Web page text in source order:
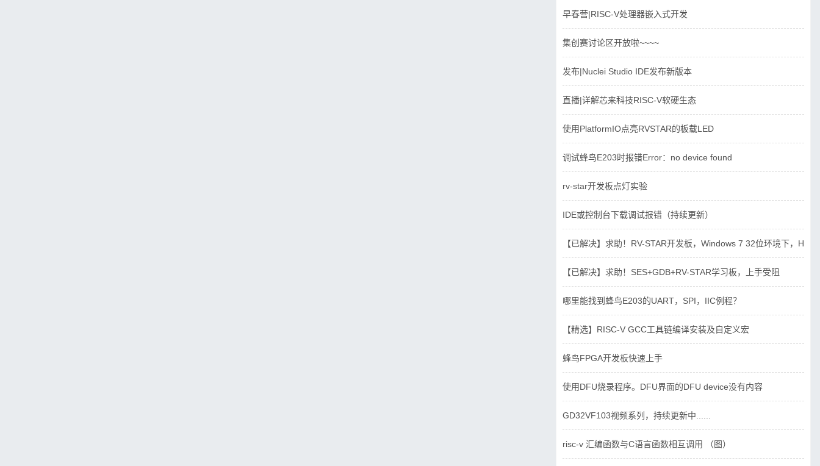
早春营|RISC-V处理器嵌入式开发
集创赛讨论区开放啦~~~~
发布|Nuclei Studio IDE发布新版本
直播|详解芯来科技RISC-V软硬生态
使用PlatformIO点亮RVSTAR的板载LED
调试蜂鸟E203时报错Error：no device found
rv-star开发板点灯实验
IDE或控制台下载调试报错（持续更新）
【已解决】求助！RV-STAR开发板，Windows 7 32位环境下，
【已解决】求助！SES+GDB+RV-STAR学习板，上手受阻
哪里能找到蜂鸟E203的UART，SPI，IIC例程？
【精选】RISC-V GCC工具链编译安装及自定义宏
蜂鸟FPGA开发板快速上手
使用DFU烧录程序。DFU界面的DFU device没有内容
GD32VF103视频系列，持续更新中......
risc-v 汇编函数与C语言函数相互调用 （图）